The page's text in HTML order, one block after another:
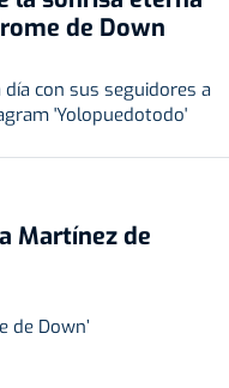
de Down
con sus seguidores a
'Yolopuedotodo'
Martínez de
de Down’